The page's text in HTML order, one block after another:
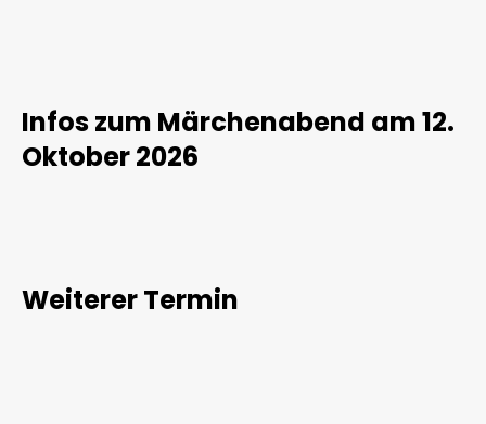
Infos zum Märchenabend am 12.
Oktober 2026
Weiterer Termin